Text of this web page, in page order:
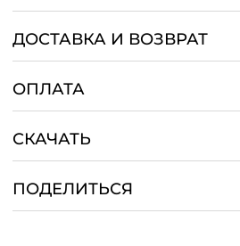
ДОСТАВКА И ВОЗВРАТ
ОПЛАТА
СКАЧАТЬ
ПОДЕЛИТЬСЯ